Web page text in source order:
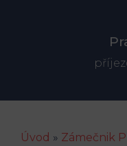
Úvod » Zámečnik